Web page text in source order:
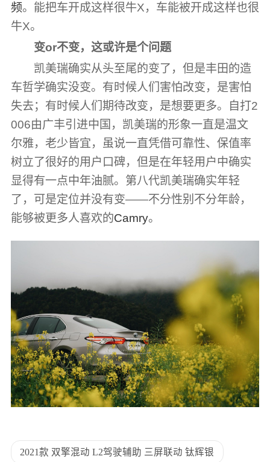
频。能把车开成这样很牛X，车能被开成这样也很
牛X。
变or不变，这或许是个问题
凯美瑞确实从头至尾的变了，但是丰田的造
车哲学确实没变。有时候人们害怕改变，是害怕
失去；有时候人们期待改变，是想要更多。自打2
006由广丰引进中国，凯美瑞的形象一直是温文
尔雅，老少皆宜，虽说一直凭借可靠性、保值率
树立了很好的用户口碑，但是在年轻用户中确实
显得有一点中年油腻。第八代凯美瑞确实年轻
了，可是定位并没有变——不分性别不分年龄，
能够被更多人喜欢的Camry。
2021款 双擎混动 L2驾驶辅助 三屏联动 钛辉银